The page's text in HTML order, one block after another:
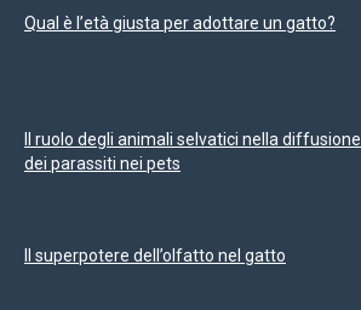
Qual è l’età giusta per adottare un gatto?
Il ruolo degli animali selvatici nella diffusione
dei parassiti nei pets
Il superpotere dell’olfatto nel gatto